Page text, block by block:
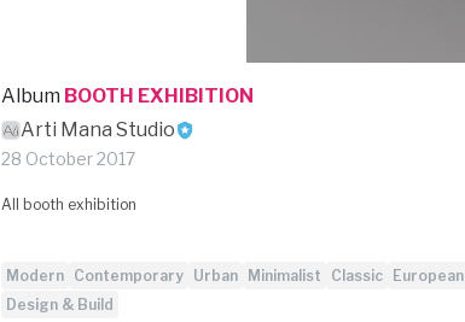
Album BOOTH EXHIBITION
Arti Mana Studio
28 October 2017
All booth exhibition
Modern Contemporary Urban Minimalist Classic European
Design & Build